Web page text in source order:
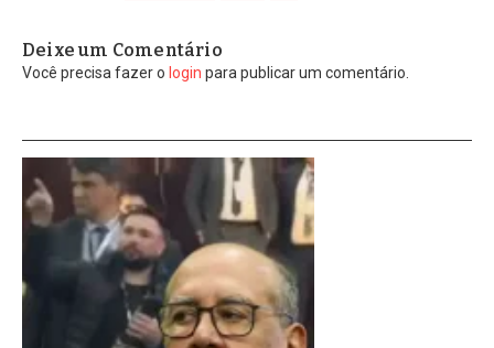
Deixe um Comentário
Você precisa fazer o login para publicar um comentário.